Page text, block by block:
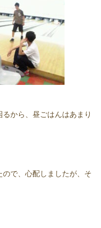
るから、昼ごはんはあまり
で、心配しましたが、そ